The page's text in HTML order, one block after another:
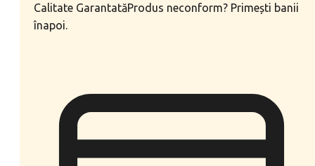
Calitate GarantatăProdus neconform? Primești banii
înapoi.